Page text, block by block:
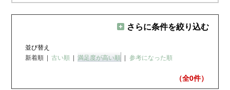
さらに条件を絞り込む
並び替え
新着順 | 古い順 | 満足度が高い順 | 参考になった順
（全0件）